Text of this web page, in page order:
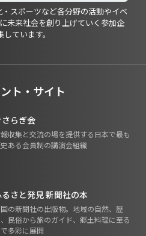
スポーツなど各分野の活動やイベ
未来社会を創り上げていく参加企
ています。
ト・サイト
さらぎ会
収集と交流の場を提供する日本で最も
ある会員制の講演会組織
るさと発見 新聞社の本
の新聞社の出版物。地域の自然、歴
民俗から旅のガイド、郷土料理に至る
多彩に展開